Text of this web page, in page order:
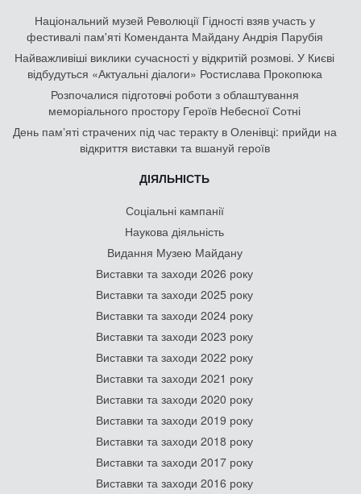
Національний музей Революції Гідності взяв участь у
фестивалі пам'яті Коменданта Майдану Андрія Парубія
Найважливіші виклики сучасності у відкритій розмові. У Києві
відбудуться «Актуальні діалоги» Ростислава Прокопюка
Розпочалися підготовчі роботи з облаштування
меморіального простору Героїв Небесної Сотні
День памʼяті страчених під час теракту в Оленівці: прийди на
відкриття виставки та вшануй героїв
ДІЯЛЬНІСТЬ
Соціальні кампанії
Наукова діяльність
Видання Музею Майдану
Виставки та заходи 2026 року
Виставки та заходи 2025 року
Виставки та заходи 2024 року
Виставки та заходи 2023 року
Виставки та заходи 2022 року
Виставки та заходи 2021 року
Виставки та заходи 2020 року
Виставки та заходи 2019 року
Виставки та заходи 2018 року
Виставки та заходи 2017 року
Виставки та заходи 2016 року